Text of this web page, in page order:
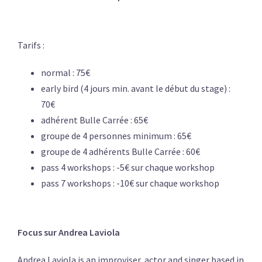
Tarifs :
normal : 75€
early bird (4 jours min. avant le début du stage) :
70€
adhérent Bulle Carrée : 65€
groupe de 4 personnes minimum : 65€
groupe de 4 adhérents Bulle Carrée : 60€
pass 4 workshops : -5€ sur chaque workshop
pass 7 workshops : -10€ sur chaque workshop
Focus sur Andrea Laviola
Andrea Laviola is an improviser, actor and singer based in